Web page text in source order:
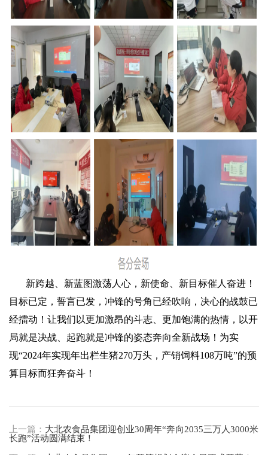
新跨越、新蓝图激荡人心，新使命、新目标催人奋进！
目标已定，誓言已发，冲锋的号角已经吹响，决心的战鼓已
经擂动！让我们以更加激昂的斗志、更加饱满的热情，以开
局就是决战、起跑就是冲锋的姿态奔向全新战场！为实
现“2024年实现年出栏生猪270万头，产销饲料108万吨”的预
算目标而狂奔奋斗！
上一篇： 大北农食品集团迎创业30周年“奔向2035三万人3000米
长跑”活动圆满结束！